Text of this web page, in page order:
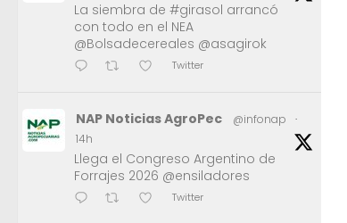
La siembra de #girasol arrancó
con todo en el NEA
@Bolsadecereales @asagirok
Twitter
NAP Noticias AgroPec @infonap
·
14h
Llega el Congreso Argentino de
Forrajes 2026 @ensiladores
Twitter